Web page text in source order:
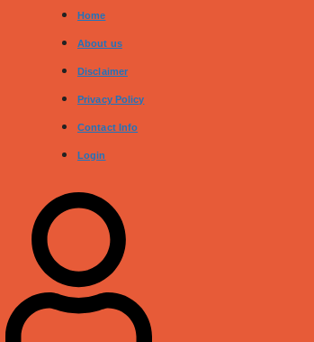
Home
About us
Disclaimer
Privacy Policy
Contact Info
Login